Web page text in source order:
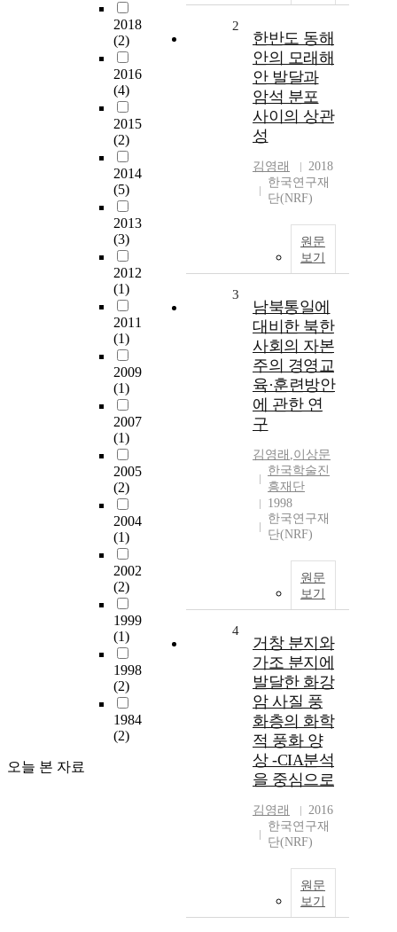
2018
(2)
2016
(4)
2015
(2)
2014
(5)
2013
(3)
2012
(1)
2011
(1)
2009
(1)
2007
(1)
2005
(2)
2004
(1)
2002
(2)
1999
(1)
1998
(2)
1984
(2)
오늘 본 자료
2
한반도 동해
안의 모래해
안 발달과
암석 분포
사이의 상관
성
김영래
2018
한국연구재
단(NRF)
원문
보기
3
남북통일에
대비한 북한
사회의 자본
주의 경영교
육·훈련방안
에 관한 연
구
김영래 ,이상문
한국학술진
흥재단
1998
한국연구재
단(NRF)
원문
보기
4
거창 분지와
가조 분지에
발달한 화강
암 사질 풍
화층의 화학
적 풍화 양
상 -CIA분석
을 중심으로
김영래
2016
한국연구재
단(NRF)
원문
보기